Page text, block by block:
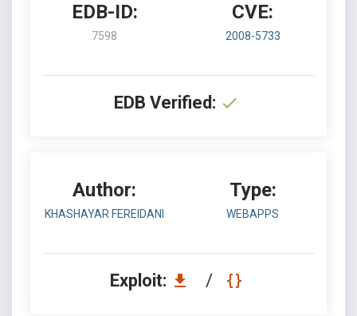
EDB-ID:
7598
CVE:
2008-5733
EDB Verified:
Author:
KHASHAYAR FEREIDANI
Type:
WEBAPPS
Exploit: /